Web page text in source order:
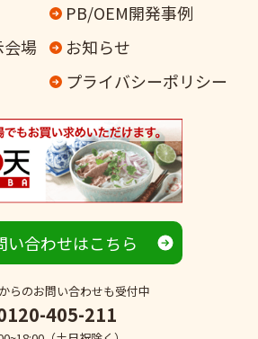
PB/OEM開発事例
会場
お知らせ
プライバシーポリシー
い合わせはこちら
らのお問い合わせも受付中
405-211